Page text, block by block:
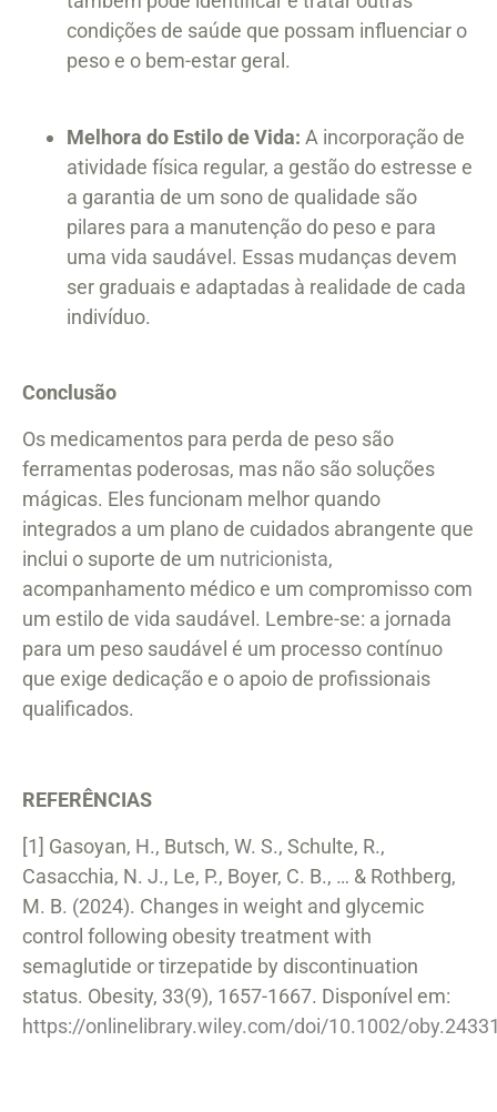
condições de saúde que possam influenciar o
peso e o bem-estar geral.
Melhora do Estilo de Vida: A incorporação de
atividade física regular, a gestão do estresse e
a garantia de um sono de qualidade são
pilares para a manutenção do peso e para
uma vida saudável. Essas mudanças devem
ser graduais e adaptadas à realidade de cada
indivíduo.
Conclusão
Os medicamentos para perda de peso são
ferramentas poderosas, mas não são soluções
mágicas. Eles funcionam melhor quando
integrados a um plano de cuidados abrangente que
inclui o suporte de um nutricionista,
acompanhamento médico e um compromisso com
um estilo de vida saudável. Lembre-se: a jornada
para um peso saudável é um processo contínuo
que exige dedicação e o apoio de profissionais
qualificados.
REFERÊNCIAS
[1] Gasoyan, H., Butsch, W. S., Schulte, R.,
Casacchia, N. J., Le, P., Boyer, C. B., … & Rothberg,
M. B. (2024). Changes in weight and glycemic
control following obesity treatment with
semaglutide or tirzepatide by discontinuation
status. Obesity, 33(9), 1657-1667. Disponível em:
https://onlinelibrary.wiley.com/doi/10.1002/